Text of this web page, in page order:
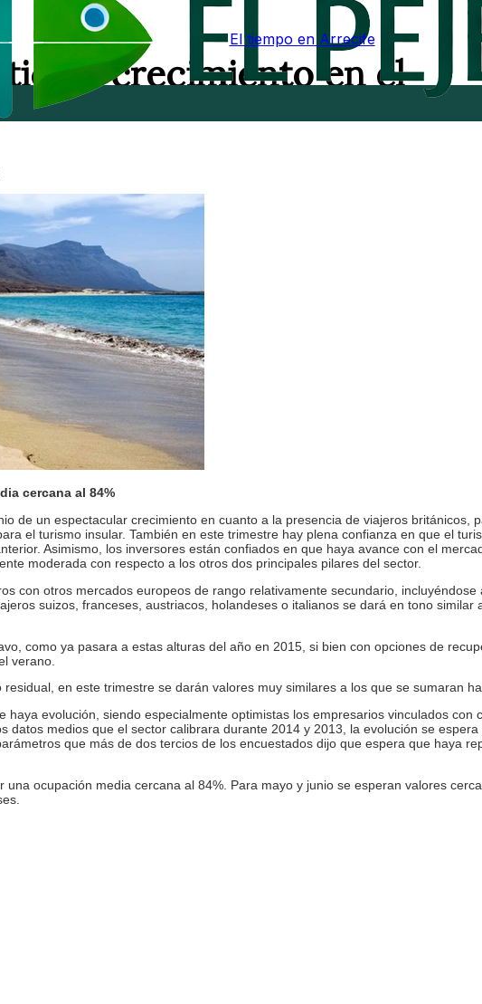
El tiempo en Arrecife
crecimiento en el
cercana al 84%
de un espectacular crecimiento en cuanto a la presencia de viajeros británicos,
el turismo insular. También en este trimestre hay plena confianza en que el
Asimismo, los inversores están confiados en que haya avance con el
moderada con respecto a los otros dos principales pilares del sector.
con otros mercados europeos de rango relativamente secundario, incluyéndose
suizos, franceses, austriacos, holandeses o italianos se dará en tono similar
como ya pasara a estas alturas del año en 2015, si bien con opciones de
verano.
en este trimestre se darán valores muy similares a los que se sumaran
evolución, siendo especialmente optimistas los empresarios vinculados con
datos medios que el sector calibrara durante 2014 y 2013, la evolución se espera
que más de dos tercios de los encuestados dijo que espera que haya
ocupación media cercana al 84%. Para mayo y junio se esperan valores